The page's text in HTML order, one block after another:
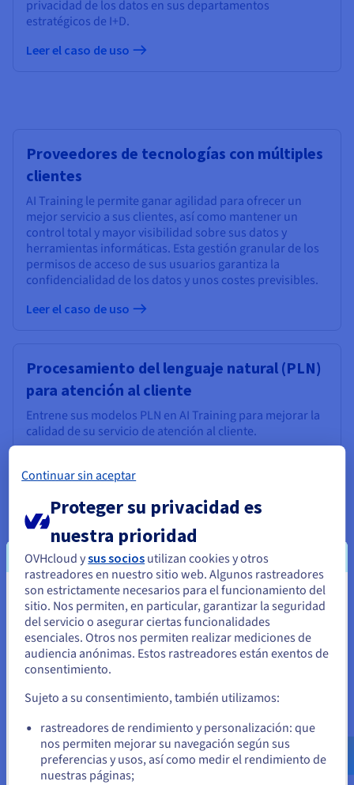
privacidad de los datos en sus departamentos
estratégicos de I+D.
Leer el caso de uso
Proveedores de tecnologías con múltiples
clientes
AI Training le permite ganar agilidad para ofrecer un
mejor servicio a sus clientes, así como mantener un
control total y mayor visibilidad sobre sus datos y
herramientas informáticas. Esta gestión granular de los
permisos de acceso de sus usuarios garantiza la
confidencialidad de los datos y unos costes previsibles.
Leer el caso de uso
Procesamiento del lenguaje natural (PLN)
para atención al cliente
Entrene sus modelos PLN en AI Training para mejorar la
calidad de su servicio de atención al cliente.
Eficiencia en la cadena de suministro
Optimice su cadena de suministro con AI Training.
Leer el caso de uso
Documentación
¡Empiece hoy mismo!
Parece que está ubicado en Estados
Unidos
Si quiere hacer un pedido desde Estados Unidos, deberá buscar
el sitio web adecuado y crear una cuenta.
Ve a la página web Estados Unidos
us.ovhcloud.com/public-cloud Inglés
USD -
$
Continuar sin aceptar
Proteger su privacidad es
nuestra prioridad
OVHcloud ysus socios utilizan cookies y otros
rastreadores en nuestro sitio web. Algunos rastreadores
son estrictamente necesarios para el funcionamiento del
sitio. Nos permiten, en particular, garantizar la seguridad
del servicio o asegurar ciertas funcionalidades
esenciales. Otros nos permiten realizar mediciones de
audiencia anónimas. Estos rastreadores están exentos de
consentimiento.
Sujeto a su consentimiento, también utilizamos:
rastreadores de rendimiento y personalización: que
nos permiten mejorar su navegación según sus
preferencias y usos, así como medir el rendimiento de
nuestras páginas;